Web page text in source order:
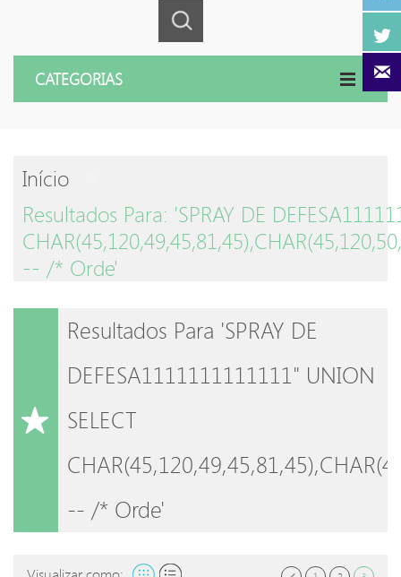
CATEGORIAS
Início
Resultados Para: 'SPRAY DE
-- /* Orde'
Resultados Para 'SPRAY DE
DEFESA1111111111111" UNION
SELECT
-- /* Orde'